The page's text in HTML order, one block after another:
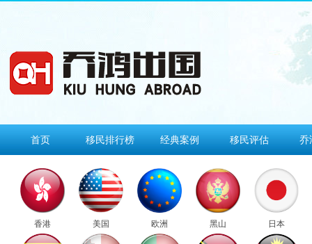
首页 移民排行榜 经典案例 移民评估 乔
香港 美国 欧洲 黑山 日本